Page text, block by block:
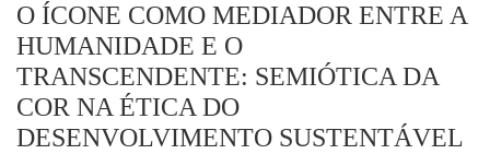
O ÍCONE COMO MEDIADOR ENTRE A
HUMANIDADE E O
TRANSCENDENTE: SEMIÓTICA DA
COR NA ÉTICA DO
DESENVOLVIMENTO SUSTENTÁVEL